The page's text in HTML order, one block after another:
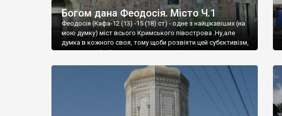
Богом дана Феодосія. Місто Ч.1
Феодосія (Кафа-12 (13) -15 (18) ст) - одне з найцікавіших (на
мою думку) міст всього Кримського півострова .Ну,але
думка в кожного своя, тому щоби розвіяти цей субєктивізм,
запрошую відвідати це